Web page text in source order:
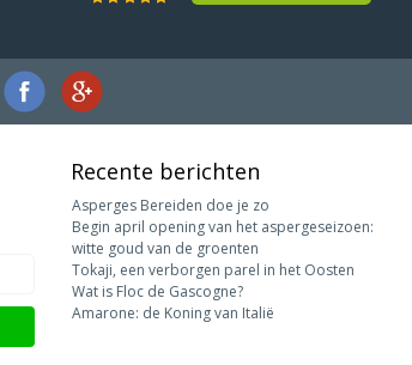
Recente berichten
Asperges Bereiden doe je zo
Begin april opening van het aspergeseizoen:
witte goud van de groenten
Tokaji, een verborgen parel in het Oosten
Wat is Floc de Gascogne?
Amarone: de Koning van Italië